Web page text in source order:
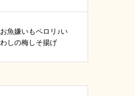
お魚嫌いもペロリ♪い
わしの梅しそ揚げ